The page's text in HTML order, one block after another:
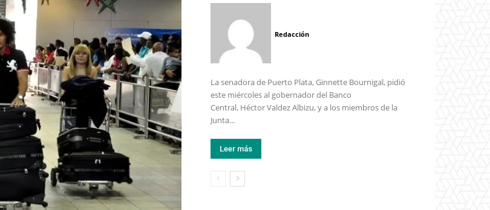
Redacción
La senadora de Puerto Plata, Ginnette Bournigal, pidió
este miércoles al gobernador del Banco
Central, Héctor Valdez Albizu, y a los miembros de la
Junta...
Leer más